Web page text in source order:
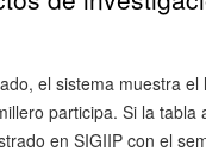
el sistema muestra
participa. Si la
en SIGIIP con el